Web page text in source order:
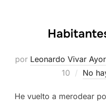
por Leonardo Vivar
10
No
He vuelto a merodear